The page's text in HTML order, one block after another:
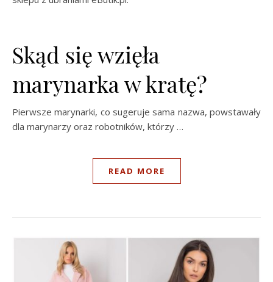
Skąd się wzięła
marynarka w kratę?
Pierwsze marynarki, co sugeruje sama nazwa, powstawały
dla marynarzy oraz robotników, którzy …
READ MORE